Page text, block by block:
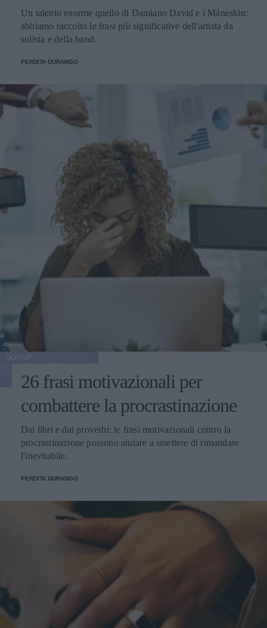
Un talento enorme quello di Damiano David e i Måneskin:
abbiamo raccolto le frasi più significative dell'artista da
solista e della band.
PERDITA DURANGO
26 frasi motivazionali per
combattere la procrastinazione
Dai libri e dai proverbi: le frasi motivazionali contro la
procrastinazione possono aiutare a smettere di rimandare
l'inevitabile.
PERDITA DURANGO